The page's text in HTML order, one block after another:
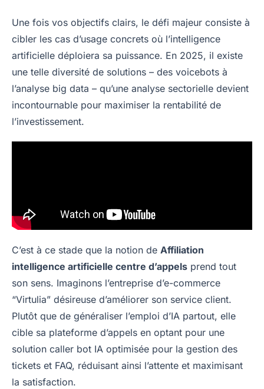
Une fois vos objectifs clairs, le défi majeur consiste à
cibler les cas d’usage concrets où l’intelligence
artificielle déploiera sa puissance. En 2025, il existe
une telle diversité de solutions – des voicebots à
l’analyse big data – qu’une analyse sectorielle devient
incontournable pour maximiser la rentabilité de
l’investissement.
C’est à ce stade que la notion de Affiliation
intelligence artificielle centre d’appels prend tout
son sens. Imaginons l’entreprise d’e-commerce
“Virtulia” désireuse d’améliorer son service client.
Plutôt que de généraliser l’emploi d’IA partout, elle
cible sa plateforme d’appels en optant pour une
solution caller bot IA optimisée pour la gestion des
tickets et FAQ, réduisant ainsi l’attente et maximisant
la satisfaction.